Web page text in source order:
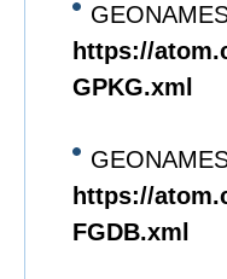
https://
GPKG.xml
https://
FGDB.xml